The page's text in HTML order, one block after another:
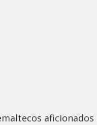
aficionados